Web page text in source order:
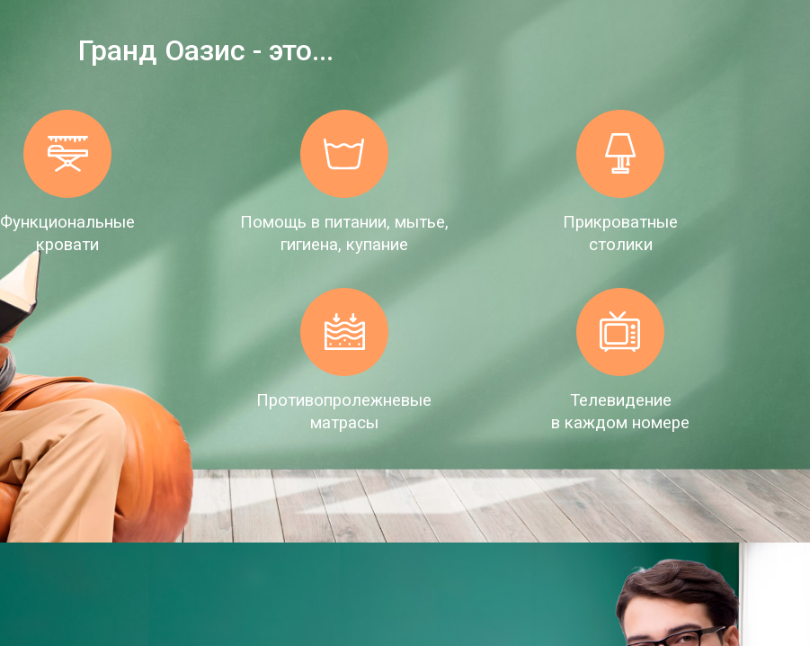
Гранд Оазис - это...
Функциональные
кровати
Помощь в питании, мытье,
гигиена, купание
Прикроватные
столики
Противопролежневые
матрасы
Телевидение
в каждом номере